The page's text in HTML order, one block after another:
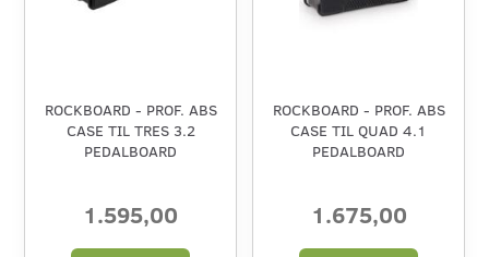
ROCKBOARD - PROF. ABS
CASE TIL TRES 3.2
PEDALBOARD
1.595,00
ROCKBOARD - PROF. ABS
CASE TIL QUAD 4.1
PEDALBOARD
1.675,00